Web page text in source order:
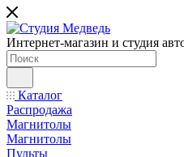
Интернет-магазин и студия
Каталог
Распродажа
Магнитолы
Магнитолы
Пульты